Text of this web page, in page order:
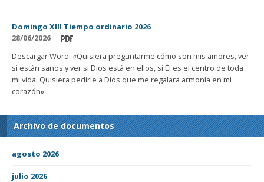
Domingo XIII Tiempo ordinario 2026
28/06/2026
Descargar Word. «Quisiera preguntarme cómo son mis amores, ver
si están sanos y ver si Dios está en ellos, si Él es el centro de toda
mi vida. Quisiera pedirle a Dios que me regalara armonía en mi
corazón»
Archivo de documentos
agosto 2026
julio 2026